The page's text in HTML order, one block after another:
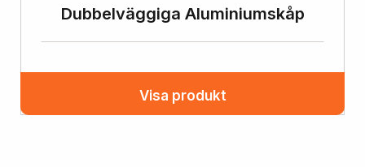
Dubbelväggiga Aluminiumskåp
Visa produkt